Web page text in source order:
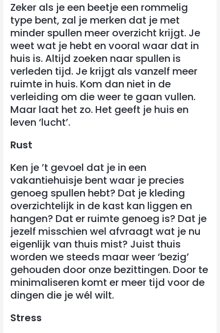
Zeker als je een beetje een rommelig
type bent, zal je merken dat je met
minder spullen meer overzicht krijgt. Je
weet wat je hebt en vooral waar dat in
huis is. Altijd zoeken naar spullen is
verleden tijd. Je krijgt als vanzelf meer
ruimte in huis. Kom dan niet in de
verleiding om die weer te gaan vullen.
Maar laat het zo. Het geeft je huis en
leven ‘lucht’.
Rust
Ken je ’t gevoel dat je in een
vakantiehuisje bent waar je precies
genoeg spullen hebt? Dat je kleding
overzichtelijk in de kast kan liggen en
hangen? Dat er ruimte genoeg is? Dat je
jezelf misschien wel afvraagt wat je nu
eigenlijk van thuis mist? Juist thuis
worden we steeds maar weer ‘bezig’
gehouden door onze bezittingen. Door te
minimaliseren komt er meer tijd voor de
dingen die je wél wilt.
Stress